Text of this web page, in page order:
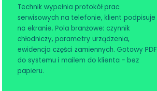
Technik wypełnia protokół prac
serwisowych na telefonie, klient podpisuje
na ekranie. Pola branżowe: czynnik
chłodniczy, parametry urządzenia,
ewidencja części zamiennych. Gotowy PDF
do systemu i mailem do klienta - bez
papieru.